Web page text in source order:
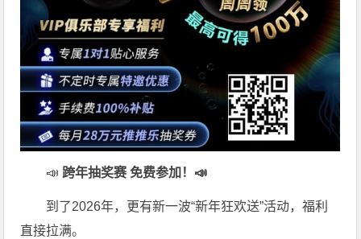
📣 跨年抽奖赛 免费参加 ！📣
到了2026年，更有新一波“新年狂欢送”活动，福利
直接拉满。